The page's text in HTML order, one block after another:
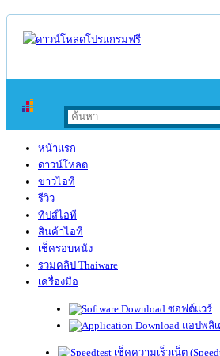
หน้าแรก
ดาวน์โหลด
ข่าวไอที
รีวิว
ทิปส์ไอที
สินค้าไอที
เช็ครอบหนัง
รวมคลิป Thaiware
เครื่องมือ
ซอฟต์แวร์
แอปพลิ
เช็คความเร็วเน็ต